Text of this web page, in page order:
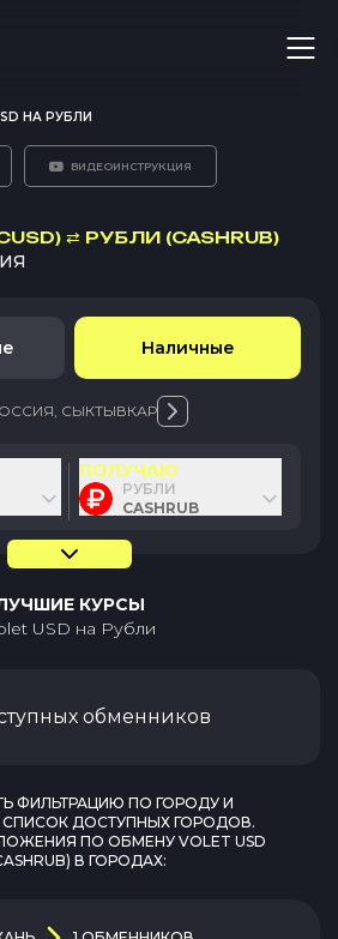
НА РУБЛИ
ВИДЕОИНСТРУКЦИЯ
⇄ РУБЛИ (CASHRUB)
Наличные
, СЫКТЫВКАР
ПОЛУЧАЮ
РУБЛИ
CASHRUB
КУРСЫ
USD на Рубли
обменников
ФИЛЬТРАЦИЮ ПО ГОРОДУ И
ДОСТУПНЫХ ГОРОДОВ.
ПО ОБМЕНУ VOLET USD
) В ГОРОДАХ: